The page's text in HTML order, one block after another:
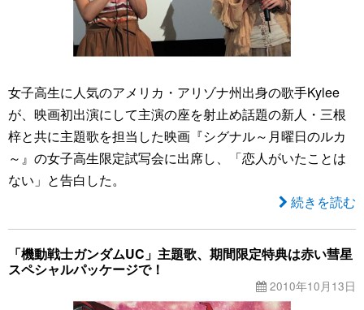
女子高生に人気のアメリカ・アリゾナ州出身の歌手Kylee
が、映画初出演にして主演の座を射止め話題の新人・三根
梓と共に主題歌を担当した映画『シグナル～月曜日のルカ
～』の女子高生限定試写会に出席し、「恋人がいたことは
ない」と告白した。
続きを読む
「機動戦士ガンダムUC」主題歌、期間限定特典は赤い彗星
スペシャルパッケージで！
2010年10月13日